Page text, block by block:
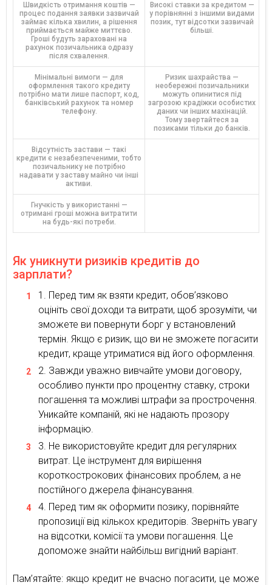
Швидкість отримання коштів —
процес подання заявки зазвичай
займає кілька хвилин, а рішення
приймається майже миттєво.
Гроші будуть зараховані на
рахунок позичальника одразу
після схвалення.
Високі ставки за кредитом —
у порівнянні з іншими видами
позик, тут відсотки зазвичай
більші.
Мінімальні вимоги — для
оформлення такого кредиту
потрібно мати лише паспорт, код,
банківський рахунок та номер
телефону.
Ризик шахрайства —
необережні позичальники
можуть опинитися під
загрозою крадіжки особистих
даних чи інших махінацій.
Тому звертайтеся за
позиками тільки до банків.
Відсутність застави — такі
кредити є незабезпеченими, тобто
позичальнику не потрібно
надавати у заставу майно чи інші
активи.
Гнучкість у використанні —
отримані гроші можна витратити
на будь-які потреби.
Як уникнути ризиків кредитів до
зарплати?
Перед тим як взяти кредит, обов’язково
оцініть свої доходи та витрати, щоб зрозуміти, чи
зможете ви повернути борг у встановлений
термін. Якщо є ризик, що ви не зможете погасити
кредит, краще утриматися від його оформлення.
Завжди уважно вивчайте умови договору,
особливо пункти про процентну ставку, строки
погашення та можливі штрафи за прострочення.
Уникайте компаній, які не надають прозору
інформацію.
Не використовуйте кредит для регулярних
витрат. Це інструмент для вирішення
короткострокових фінансових проблем, а не
постійного джерела фінансування.
Перед тим як оформити позику, порівняйте
пропозиції від кількох кредиторів. Зверніть увагу
на відсотки, комісії та умови погашення. Це
допоможе знайти найбільш вигідний варіант.
Пам’ятайте: якщо кредит не вчасно погасити, це може